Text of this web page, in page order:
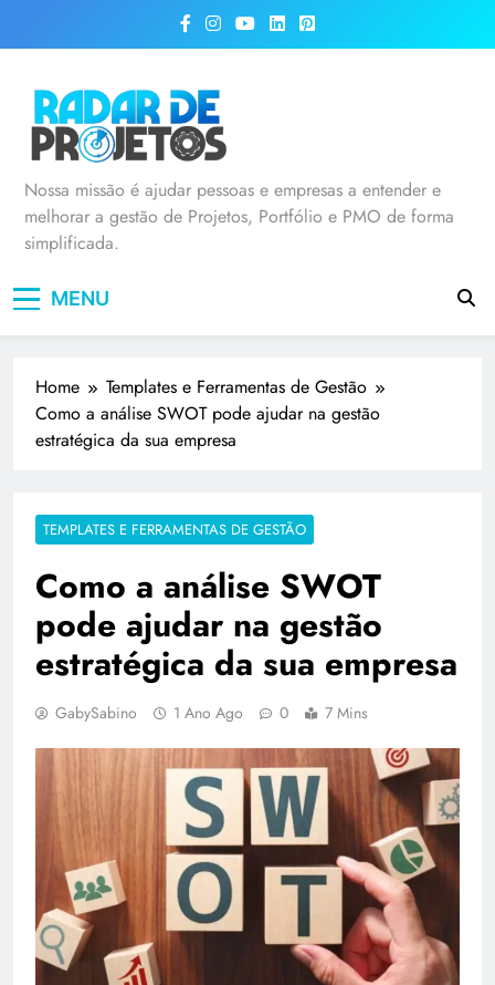
Radar de Projetos
Nossa missão é ajudar pessoas e empresas a entender e
melhorar a gestão de Projetos, Portfólio e PMO de forma
simplificada.
MENU
Home
Templates e Ferramentas de Gestão
Como a análise SWOT pode ajudar na gestão
estratégica da sua empresa
TEMPLATES E FERRAMENTAS DE GESTÃO
Como a análise SWOT
pode ajudar na gestão
estratégica da sua empresa
GabySabino 1 Ano Ago 0 7 Mins